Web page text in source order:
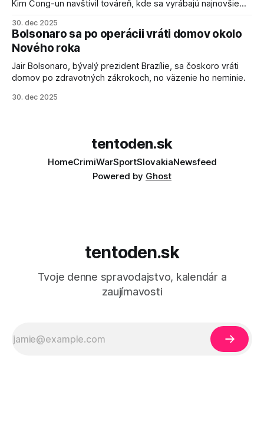
Kim Čong-un navštívil továreň, kde sa vyrábajú najnovšie
schopnosti. Informovali o tom štátne médiá KĽDR, na ktoré
sa odvoláva agentúra AFP.
30. dec 2025
Bolsonaro sa po operácii vráti domov okolo
Nového roka
Jair Bolsonaro, bývalý prezident Brazílie, sa čoskoro vráti
domov po zdravotných zákrokoch, no väzenie ho neminie.
30. dec 2025
tentoden.sk
HomeCrimiWarSportSlovakiaNewsfeed
Powered by Ghost
tentoden.sk
Tvoje denne spravodajstvo, kalendár a
zaujímavosti